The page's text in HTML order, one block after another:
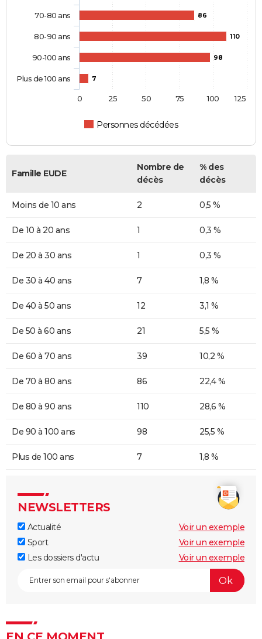
86
110
98
7
Personnes décédées
70-80 ans
80-90 ans
90-100 ans
Plus de 100 ans
0 100
25 50 75 125
Famille EUDE
Nombre de
décès
% des
décès
Moins de 10 ans 2 0,5 %
De 10 à 20 ans 1 0,3 %
De 20 à 30 ans 1 0,3 %
De 30 à 40 ans 7 1,8 %
De 40 à 50 ans 12 3,1 %
De 50 à 60 ans 21 5,5 %
De 60 à 70 ans 39 10,2 %
De 70 à 80 ans 86 22,4 %
De 80 à 90 ans 110 28,6 %
De 90 à 100 ans 98 25,5 %
Plus de 100 ans 7 1,8 %
NEWSLETTERS
Actualité
Voir un exemple
Sport
Voir un exemple
Les dossiers d'actu
Voir un exemple